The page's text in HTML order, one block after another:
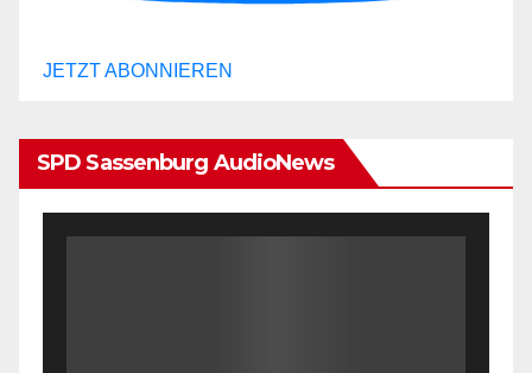
JETZT ABONNIEREN
SPD Sassenburg AudioNews